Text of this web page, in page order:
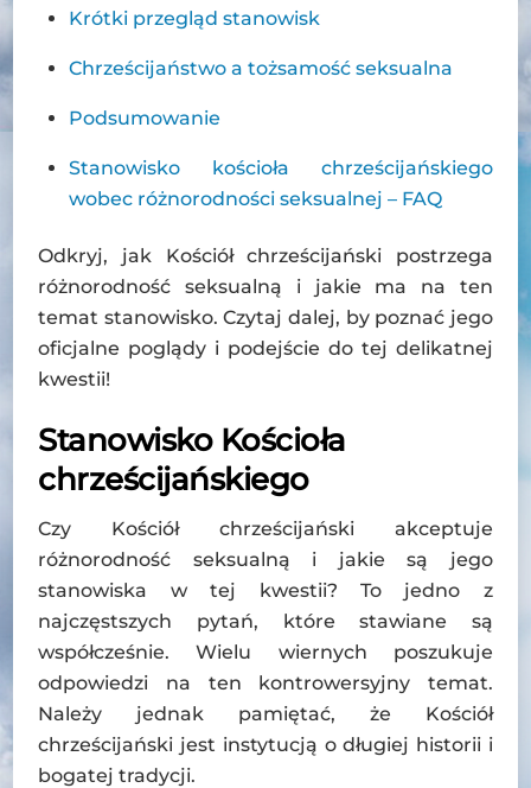
Krótki przegląd stanowisk
Chrześcijaństwo a tożsamość seksualna
Podsumowanie
Stanowisko kościoła chrześcijańskiego
wobec różnorodności seksualnej – FAQ
Odkryj, jak Kościół chrześcijański postrzega
różnorodność seksualną i jakie ma na ten
temat stanowisko. Czytaj dalej, by poznać jego
oficjalne poglądy i podejście do tej delikatnej
kwestii!
Stanowisko Kościoła
chrześcijańskiego
Czy Kościół chrześcijański akceptuje
różnorodność seksualną i jakie są jego
stanowiska w tej kwestii? To jedno z
najczęstszych pytań, które stawiane są
współcześnie. Wielu wiernych poszukuje
odpowiedzi na ten kontrowersyjny temat.
Należy jednak pamiętać, że Kościół
chrześcijański jest instytucją o długiej historii i
bogatej tradycji.